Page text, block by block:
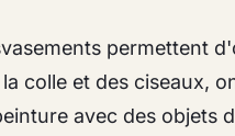
permettent
colle et des ciseaux,
avec des objets